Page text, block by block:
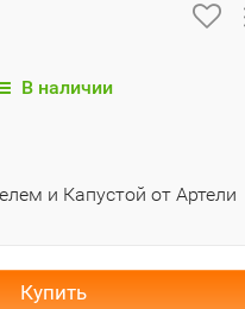
В наличии
и Капустой от Артели
Купить